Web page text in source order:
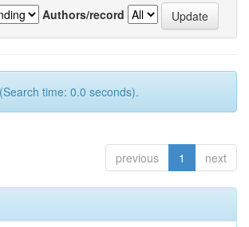
Authors/record
time: 0.0 seconds).
previous 1 next